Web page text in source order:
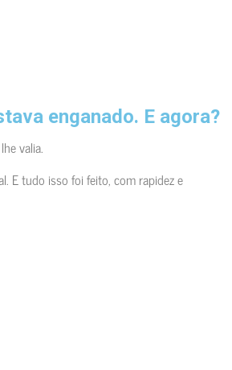
enganado. E agora?
valia.
E tudo isso foi feito, com rapidez e